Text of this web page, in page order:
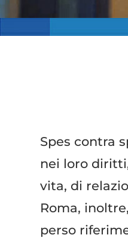
Spes contra
nei loro
vita, di
Roma,
perso